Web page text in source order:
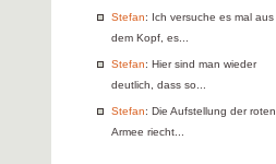
Stefan: Ich versuche es mal aus
dem Kopf, es...
Stefan: Hier sind man wieder
deutlich, dass so...
Stefan: Die Aufstellung der roten
Armee riecht...